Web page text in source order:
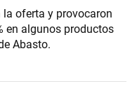
oferta y provocaron
en algunos productos
Abasto.